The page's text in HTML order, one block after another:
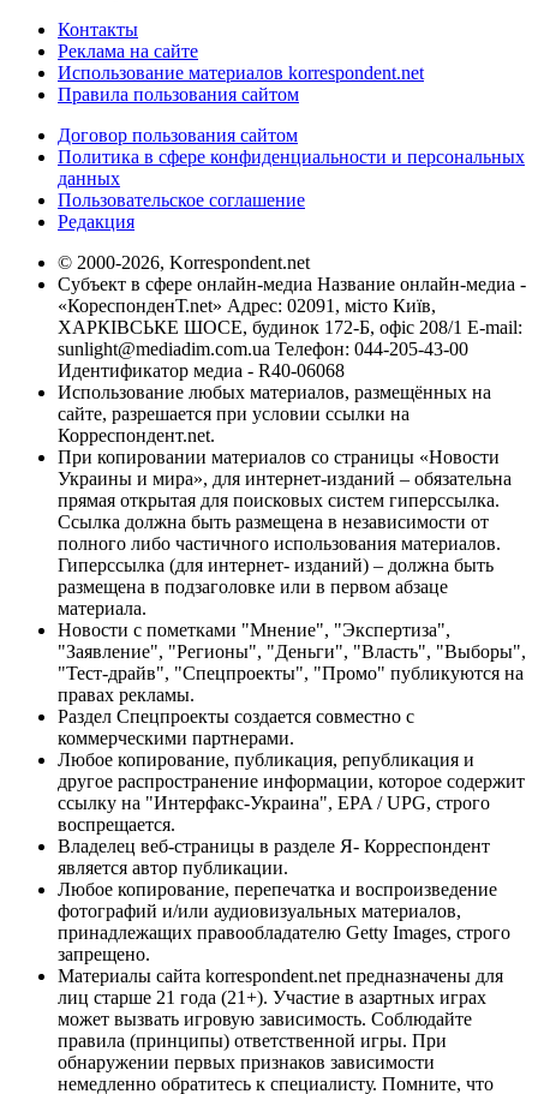
Контакты
Реклама на сайте
Использование материалов korrespondent.net
Правила пользования сайтом
Договор пользования сайтом
Политика в сфере конфиденциальности и персональных
данных
Пользовательское соглашение
Редакция
© 2000-2026, Korrespondent.net
Субъект в сфере онлайн-медиа Название онлайн-медиа -
«КореспонденТ.net» Адрес: 02091, місто Київ,
ХАРКІВСЬКЕ ШОСЕ, будинок 172-Б, офіс 208/1 E-mail:
sunlight@mediadim.com.ua Телефон: 044-205-43-00
Идентификатор медиа - R40-06068
Использование любых материалов, размещённых на
сайте, разрешается при условии ссылки на
Корреспондент.net.
При копировании материалов со страницы «Новости
Украины и мира», для интернет-изданий – обязательна
прямая открытая для поисковых систем гиперссылка.
Ссылка должна быть размещена в независимости от
полного либо частичного использования материалов.
Гиперссылка (для интернет- изданий) – должна быть
размещена в подзаголовке или в первом абзаце
материала.
Новости с пометками "Мнение", "Экспертиза",
"Заявление", "Регионы", "Деньги", "Власть", "Выборы",
"Тест-драйв", "Спецпроекты", "Промо" публикуются на
правах рекламы.
Раздел Спецпроекты создается совместно с
коммерческими партнерами.
Любое копирование, публикация, републикация и
другое распространение информации, которое содержит
ссылку на "Интерфакс-Украина", EPA / UPG, строго
воспрещается.
Владелец веб-страницы в разделе Я- Корреспондент
является автор публикации.
Любое копирование, перепечатка и воспроизведение
фотографий и/или аудиовизуальных материалов,
принадлежащих правообладателю Getty Images, строго
запрещено.
Материалы сайта korrespondent.net предназначены для
лиц старше 21 года (21+). Участие в азартных играх
может вызвать игровую зависимость. Соблюдайте
правила (принципы) ответственной игры. При
обнаружении первых признаков зависимости
немедленно обратитесь к специалисту. Помните, что